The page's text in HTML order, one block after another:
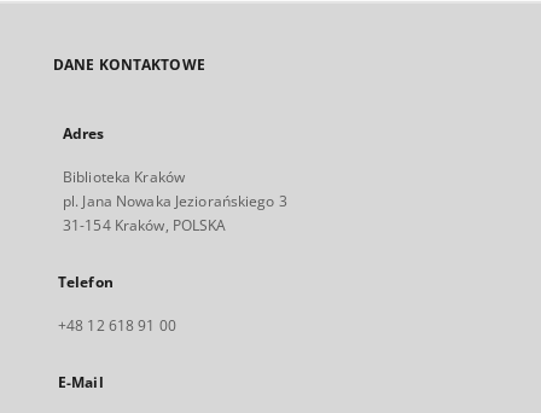
DANE KONTAKTOWE
Adres
Biblioteka Kraków
pl. Jana Nowaka Jeziorańskiego 3
31-154 Kraków, POLSKA
Telefon
+48 12 618 91 00
E-Mail